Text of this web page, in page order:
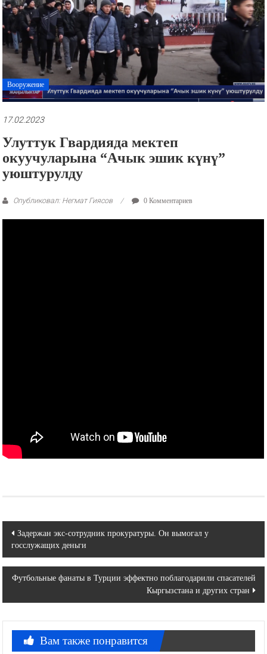
рекламные
ролики
презентации.
Вооружение
17.02.2023
Улуттук Гвардияда мектеп
окуучуларына “Ачык эшик күнү”
уюштурулду
Опубликовал: Негмат Гиясов 0 Комментариев
Навигация
по
записям
Задержан экс-сотрудник прокуратуры. Он вымогал у
госслужащих деньги
Футбольные фанаты в Турции эффектно поблагодарили спасателей
Кыргызстана и других стран
Вам также понравится